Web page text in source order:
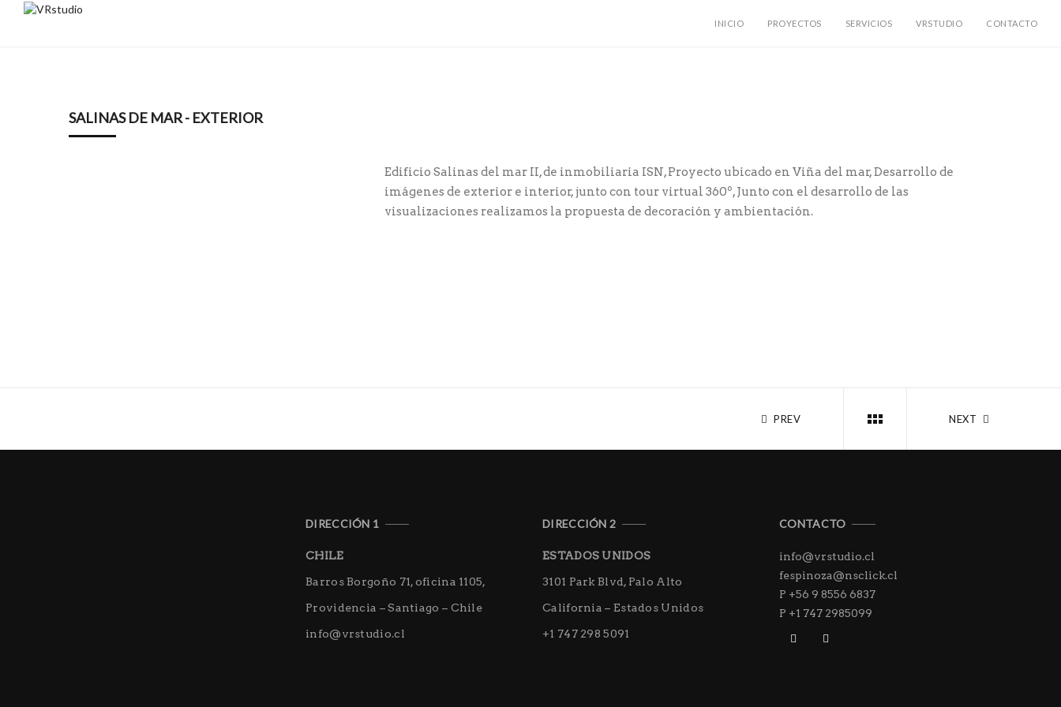
INICIO PROYECTOS SERVICIOS VRSTUDIO CONTACTO
SALINAS DE MAR - EXTERIOR
Edificio Salinas del mar II, de inmobiliaria ISN, Proyecto ubicado en Viña del mar, Desarrollo de
imágenes de exterior e interior, junto con tour virtual 360º, Junto con el desarrollo de las
visualizaciones realizamos la propuesta de decoración y ambientación.
PREV NEXT
DIRECCIÓN 1
CHILE
Barros Borgoño 71, oficina 1105,
Providencia – Santiago – Chile
info@vrstudio.cl
DIRECCIÓN 2
ESTADOS UNIDOS
3101 Park Blvd, Palo Alto
California – Estados Unidos
+1 747 298 5091
CONTACTO
info@vrstudio.cl
fespinoza@nsclick.cl
P +56 9 8556 6837
P +1 747 2985099